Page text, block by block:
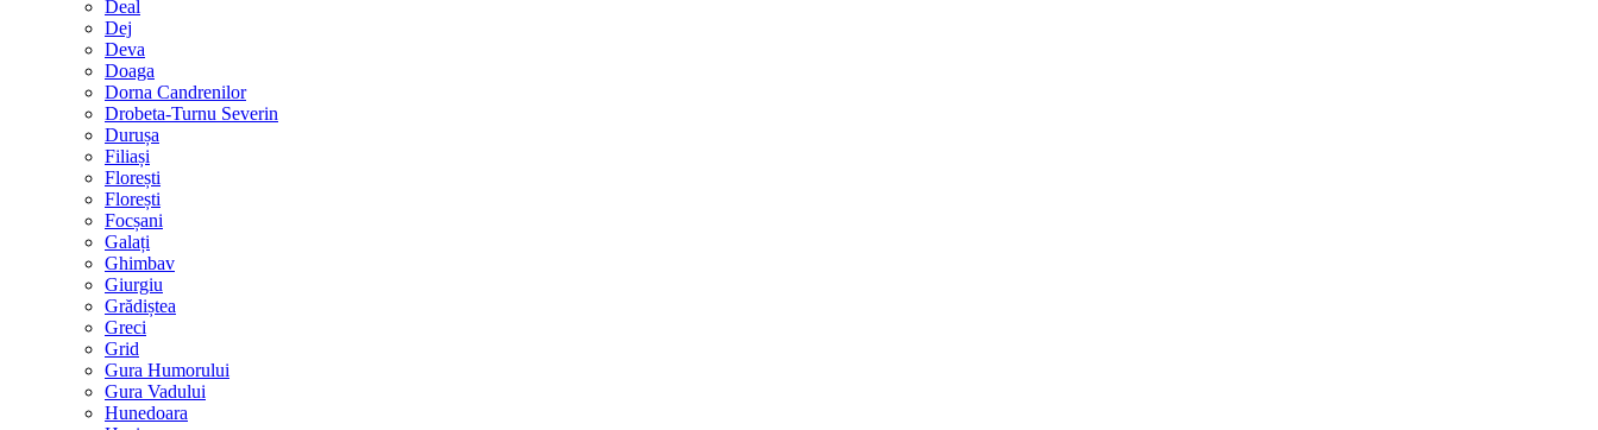
Deal
Dej
Deva
Doaga
Dorna Candrenilor
Drobeta-Turnu Severin
Durușa
Filiași
Florești
Florești
Focșani
Galați
Ghimbav
Giurgiu
Grădiștea
Greci
Grid
Gura Humorului
Gura Vadului
Hunedoara